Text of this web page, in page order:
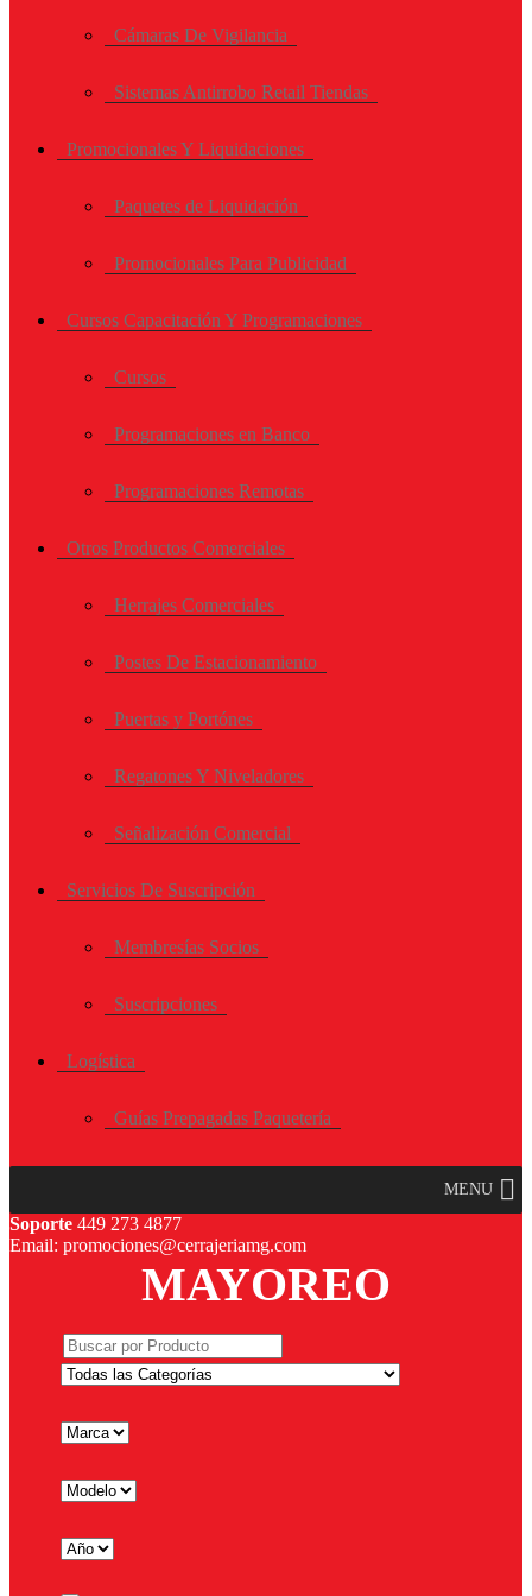
Cámaras De Vigilancia
Sistemas Antirrobo Retail Tiendas
Promocionales Y Liquidaciones
Paquetes de Liquidación
Promocionales Para Publicidad
Cursos Capacitación Y Programaciones
Cursos
Programaciones en Banco
Programaciones Remotas
Otros Productos Comerciales
Herrajes Comerciales
Postes De Estacionamiento
Puertas y Portónes
Regatones Y Niveladores
Señalización Comercial
Servicios De Suscripción
Membresías Socios
Suscripciones
Logística
Guías Prepagadas Paquetería
MENU
Soporte 449 273 4877
Email: promociones@cerrajeriamg.com
MAYOREO